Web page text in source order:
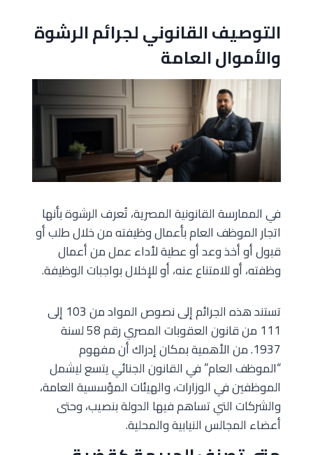
التوصيف القانوني لجرائم الرشوة
والأموال العامة
في الممارسة القانونية المصرية، تُعرف الرشوة بأنها
اتجار الموظف العام بأعمال وظيفته من خلال طلب أو
قبول أو أخذ وعد أو عطية لأداء عمل من أعمال
وظفته، أو للامتناع عنه، أو للإخلال بواجبات الوظيفة.
تستند هذه الجرائم إلى نصوص المواد من 103 إلى
111 من قانون العقوبات المصري رقم 58 لسنة
1937. من الأهمية بمكان إدراك أن مفهوم
“الموظف العام” في القانون الجنائي يتسع ليشمل
الموظفين في الوزارات، والهيئات المؤسسية العامة،
والشركات التي تساهم فيها الدولة بنصيب، وحتى
أعضاء المجالس النيابية والمحلية.